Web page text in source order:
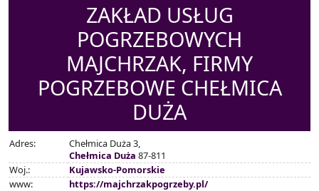
ZAKŁAD USŁUG
POGRZEBOWYCH
MAJCHRZAK, FIRMY
POGRZEBOWE CHEŁMICA
DUŻA
Adres:
Chełmica Duża 3,
Chełmica Duża 87-811
Woj.:
Kujawsko-Pomorskie
www:
https://majchrzakpogrzeby.pl/